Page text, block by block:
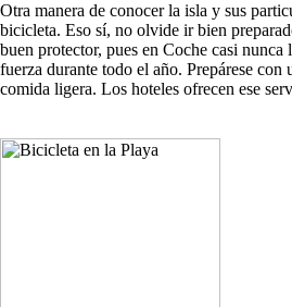
Otra manera de conocer la isla y sus
bicicleta. Eso sí, no olvide ir bien
buen protector, pues en Coche casi
fuerza durante todo el año. Prepárese con
comida ligera. Los hoteles ofrecen ese